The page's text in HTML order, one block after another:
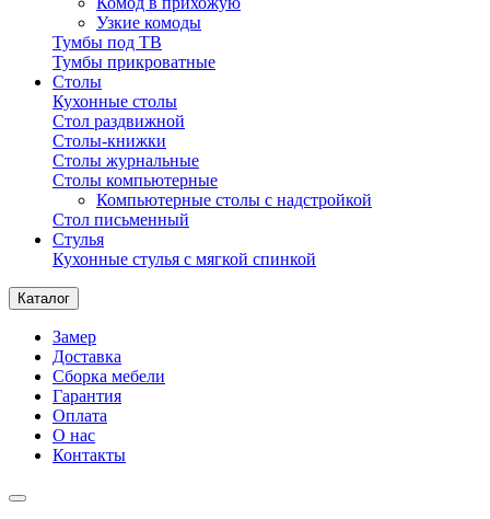
Узкие комоды
Тумбы под ТВ
Тумбы прикроватные
Столы
Кухонные столы
Стол раздвижной
Столы-книжки
Столы журнальные
Столы компьютерные
Компьютерные столы с надстройкой
Стол письменный
Стулья
Кухонные стулья с мягкой спинкой
Каталог
Замер
Доставка
Сборка мебели
Гарантия
Оплата
О нас
Контакты